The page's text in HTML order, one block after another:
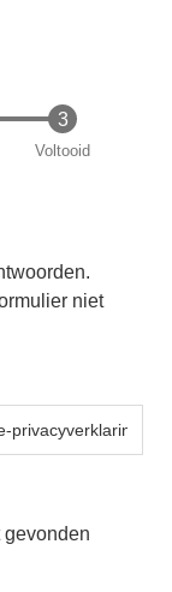
Voltooid
niet
gevonden